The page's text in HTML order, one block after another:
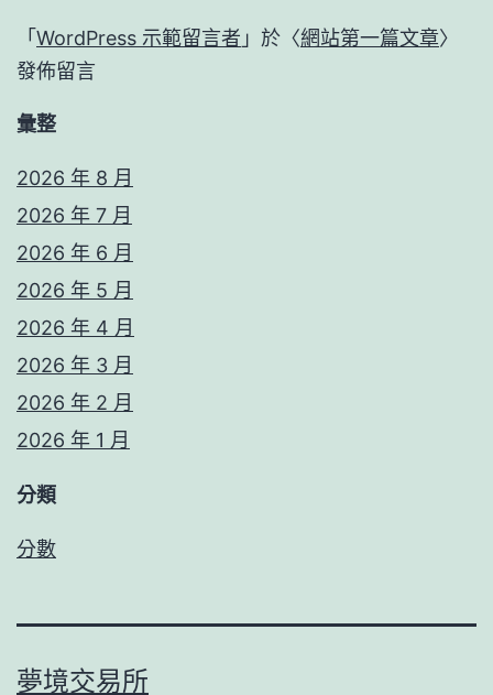
「 WordPress 示範留言者 」於〈網站第一篇文章〉
發佈留言
彙整
2026 年 8 月
2026 年 7 月
2026 年 6 月
2026 年 5 月
2026 年 4 月
2026 年 3 月
2026 年 2 月
2026 年 1 月
分類
分數
夢境交易所